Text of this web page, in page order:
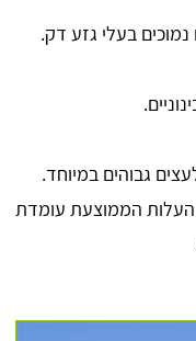
בעלי גזע דק.
גבוהים במיוחד.
העלות הממוצעת עומדת